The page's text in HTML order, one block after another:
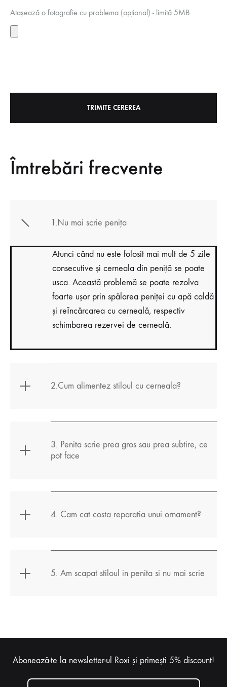
Atașează o fotografie cu problema (opțional) - limită 5MB
Îmtrebări frecvente
1.Nu mai scrie penița
Atunci când nu este folosit mai mult de 5 zile
consecutive și cerneala din peniţă se poate
usca. Această problemă se poate rezolva
foarte ușor prin spălarea peniţei cu apă caldă
și reȋncărcarea cu cerneală, respectiv
schimbarea rezervei de cerneală.
2.Cum alimentez stiloul cu cerneala?
3. Penita scrie prea gros sau prea subtire, ce
pot face
4. Cam cat costa reparatia unui ornament?
5. Am scapat stiloul in penita si nu mai scrie
Abonează-te la newsletter-ul Roxi și primești 5% discount!